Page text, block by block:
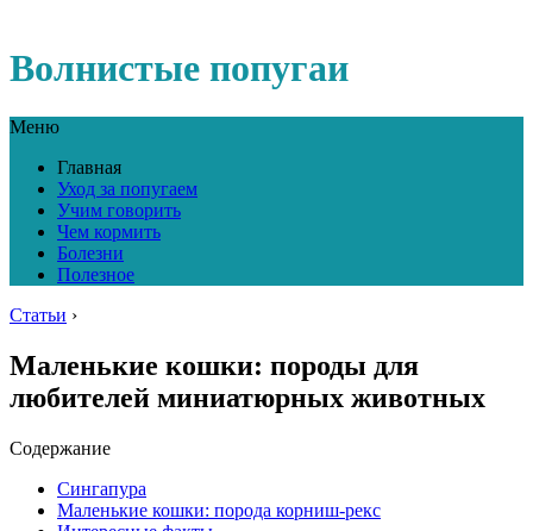
Волнистые попугаи
Меню
Главная
Уход за попугаем
Учим говорить
Чем кормить
Болезни
Полезное
Статьи ›
Маленькие кошки: породы для
любителей миниатюрных животных
Содержание
Сингапура
Маленькие кошки: порода корниш-рекс